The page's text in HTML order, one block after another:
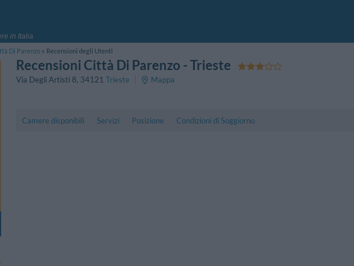
in Italia
Di Parenzo Recensioni degli Utenti
Recensioni Città Di Parenzo - Trieste
Via Degli Artisti 8, 34121 Trieste Mappa
Camere disponibili Servizi Posizione Condizioni di Soggiorno